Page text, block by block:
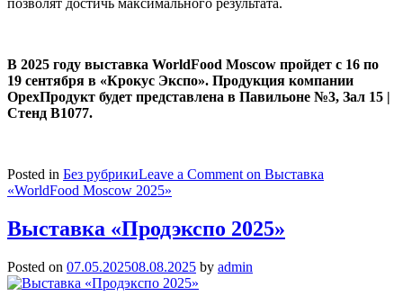
В 2025 году выставка WorldFood Moscow пройдет с 16 по
19 сентября в «Крокус Экспо». Продукция компании
ОрехПродукт будет представлена в Павильоне №3, Зал 15 |
Стенд B1077.
Posted in Без рубрикиLeave a Comment on Выставка
«WorldFood Moscow 2025»
Выставка «Продэкспо 2025»
Posted on 07.05.202508.08.2025 by admin